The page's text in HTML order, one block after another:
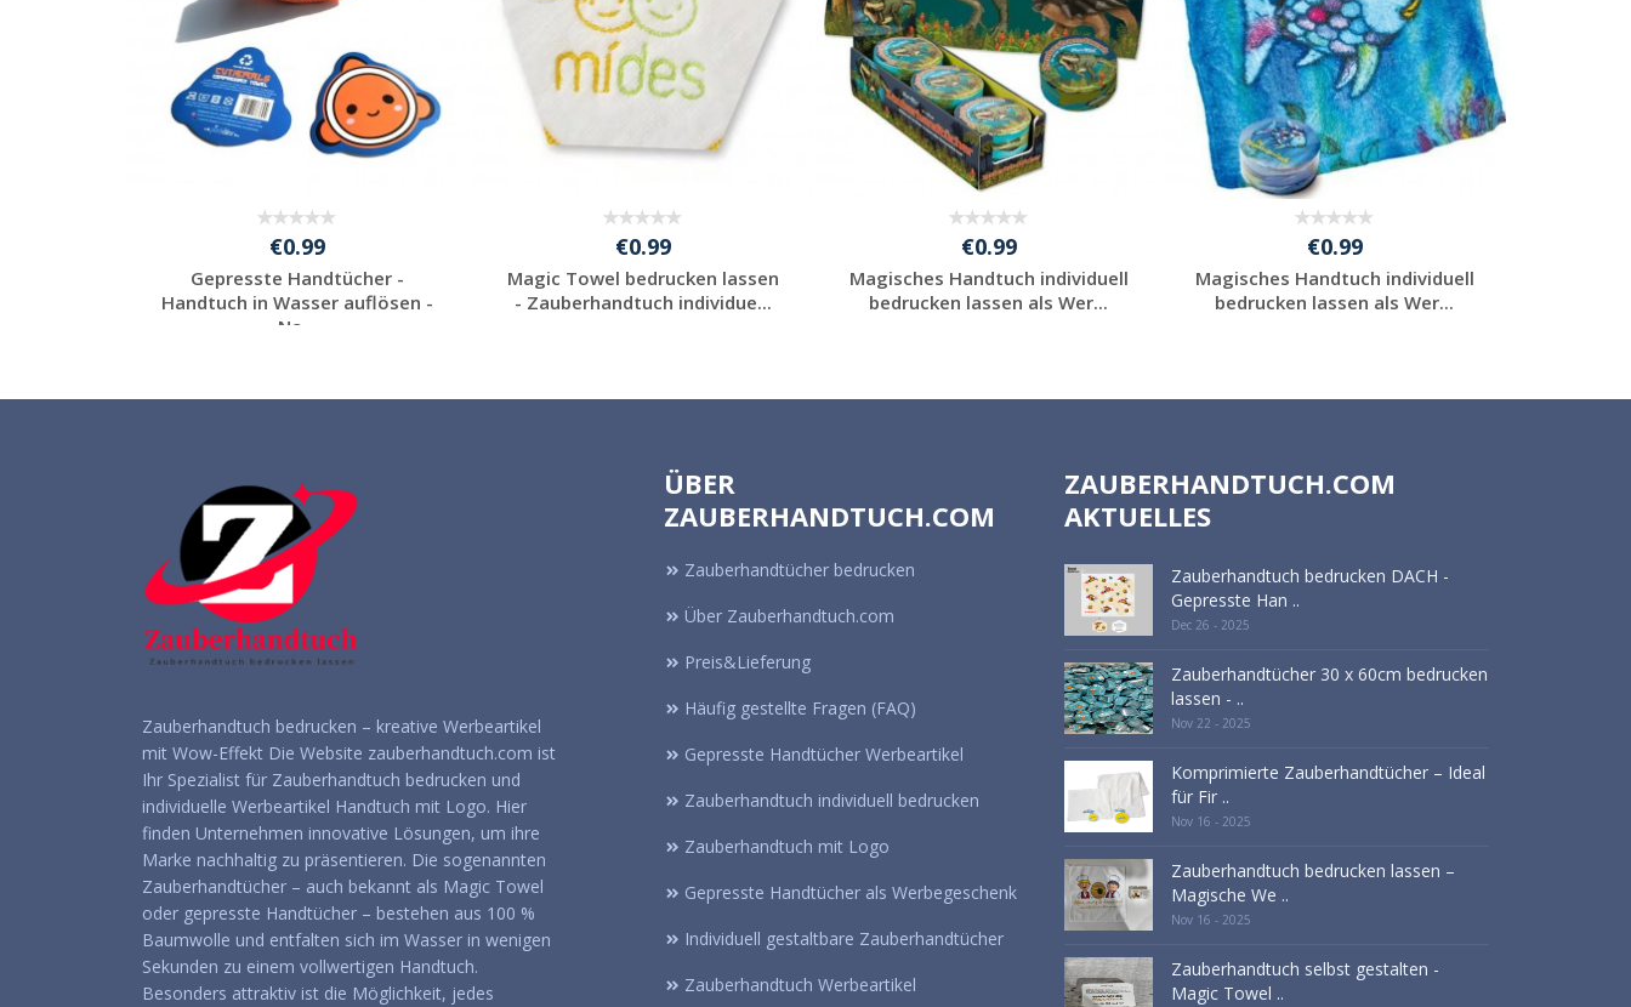
€0.99
Gepresste Handtücher -
Handtuch in Wasser auflösen -
Na...
anfragen
€0.99
Magic Towel bedrucken lassen
- Zauberhandtuch individue...
anfragen
€0.99
Magisches Handtuch individuell
bedrucken lassen als Wer...
anfragen
€0.99
Magisches Handtuch individuell
bedrucken lassen als Wer...
anfragen
Zauberhandtuch bedrucken – kreative Werbeartikel
mit Wow-Effekt Die Website zauberhandtuch.com ist
Ihr Spezialist für Zauberhandtuch bedrucken und
individuelle Werbeartikel Handtuch mit Logo. Hier
finden Unternehmen innovative Lösungen, um ihre
Marke nachhaltig zu präsentieren. Die sogenannten
Zauberhandtücher – auch bekannt als Magic Towel
oder gepresste Handtücher – bestehen aus 100 %
Baumwolle und entfalten sich im Wasser in wenigen
Sekunden zu einem vollwertigen Handtuch.
Besonders attraktiv ist die Möglichkeit, jedes
ÜBER
ZAUBERHANDTUCH.COM
Zauberhandtücher bedrucken
Über Zauberhandtuch.com
Preis&Lieferung
Häufig gestellte Fragen (FAQ)
Gepresste Handtücher Werbeartikel
Zauberhandtuch individuell bedrucken
Zauberhandtuch mit Logo
Gepresste Handtücher als Werbegeschenk
Individuell gestaltbare Zauberhandtücher
Zauberhandtuch Werbeartikel
ZAUBERHANDTUCH.COM
AKTUELLES
Zauberhandtuch bedrucken DACH -
Gepresste Han ..
Dec 26 - 2025
Zauberhandtücher 30 x 60cm bedrucken
lassen - ..
Nov 22 - 2025
Komprimierte Zauberhandtücher – Ideal
für Fir ..
Nov 16 - 2025
Zauberhandtuch bedrucken lassen –
Magische We ..
Nov 16 - 2025
Zauberhandtuch selbst gestalten -
Magic Towel ..